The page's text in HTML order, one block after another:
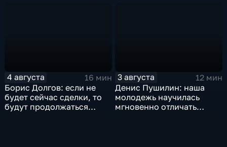
4 августа
16 мин
Борис Долгов: если не
будет сейчас сделки, то
будут продолжаться
3 августа
12 мин
Денис Пушилин: наша
молодежь научилась
мгновенно отличать